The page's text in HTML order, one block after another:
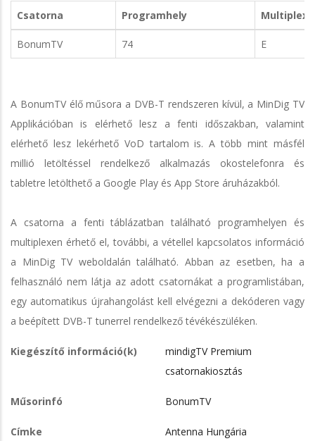
Csatorna Programhely Multiplex
BonumTV 74 E
A BonumTV élő műsora a DVB-T rendszeren kívül, a MinDig TV
Applikációban is elérhető lesz a fenti időszakban, valamint
elérhető lesz lekérhető VoD tartalom is. A több mint másfél
millió letöltéssel rendelkező alkalmazás okostelefonra és
tabletre letölthető a Google Play és App Store áruházakból.
A csatorna a fenti táblázatban található programhelyen és
multiplexen érhető el, további, a vétellel kapcsolatos információ
a MinDig TV weboldalán található. Abban az esetben, ha a
felhasználó nem látja az adott csatornákat a programlistában,
egy automatikus újrahangolást kell elvégezni a dekóderen vagy
a beépített DVB-T tunerrel rendelkező tévékészüléken.
Kiegészítő információ(k)
mindigTV Premium
csatornakiosztás
Műsorinfó BonumTV
Címke
Antenna Hungária